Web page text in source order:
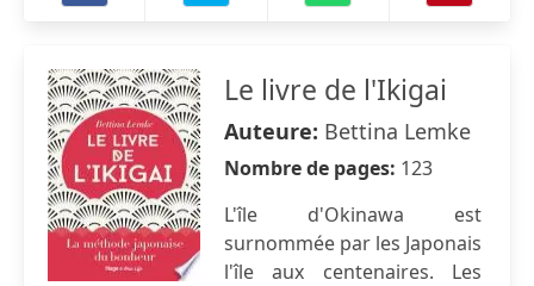
Le livre de l'Ikigai
Auteure: Bettina Lemke
Nombre de pages: 123
L'île d'Okinawa est
surnommée par les Japonais
l'île aux centenaires. Les